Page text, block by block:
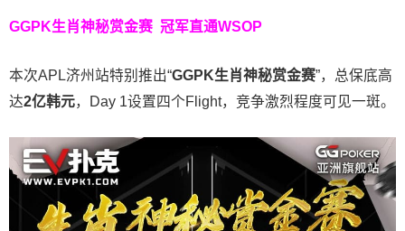
GGPK生肖神秘赏金赛 冠军直通WSOP
本次APL济州站特别推出“GGPK生肖神秘赏金赛”，总保底高
达2亿韩元，Day 1设置四个Flight，竞争激烈程度可见一斑。